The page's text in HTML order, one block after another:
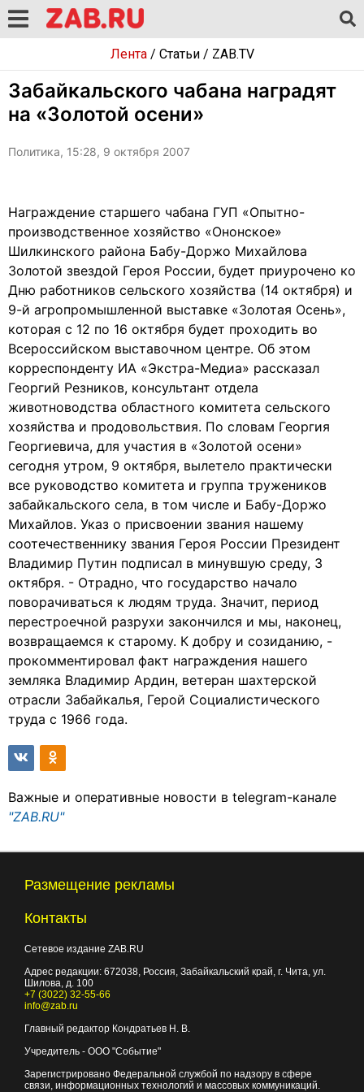
Лента/ Статьи/ ZAB.TV
Забайкальского чабана наградят
на «Золотой осени»
Политика, 15:28, 9 октября 2007
Награждение старшего чабана ГУП «Опытно-
производственное хозяйство «Ононское»
Шилкинского района Бабу-Доржо Михайлова
Золотой звездой Героя России, будет приурочено ко
Дню работников сельского хозяйства (14 октября) и
9-й агропромышленной выставке «Золотая Осень»,
которая с 12 по 16 октября будет проходить во
Всероссийском выставочном центре. Об этом
корреспонденту ИА «Экстра-Медиа» рассказал
Георгий Резников, консультант отдела
животноводства областного комитета сельского
хозяйства и продовольствия. По словам Георгия
Георгиевича, для участия в «Золотой осени»
сегодня утром, 9 октября, вылетело практически
все руководство комитета и группа тружеников
забайкальского села, в том числе и Бабу-Доржо
Михайлов. Указ о присвоении звания нашему
соотечественнику звания Героя России Президент
Владимир Путин подписал в минувшую среду, 3
октября. - Отрадно, что государство начало
поворачиваться к людям труда. Значит, период
перестроечной разрухи закончился и мы, наконец,
возвращаемся к старому. К добру и созиданию, -
прокомментировал факт награждения нашего
земляка Владимир Ардин, ветеран шахтерской
отрасли Забайкалья, Герой Социалистического
труда с 1966 года.
Важные и оперативные новости в telegram-канале
"ZAB.RU"
Размещение рекламы
Контакты
Сетевое издание ZAB.RU
Адрес редакции: 672038, Россия, Забайкальский край, г. Чита, ул.
Шилова, д. 100
+7 (3022) 32-55-66
info@zab.ru
Главный редактор Кондратьев Н. В.
Учредитель - ООО "Событие"
Зарегистрировано Федеральной службой по надзору в сфере
связи, информационных технологий и массовых коммуникаций.